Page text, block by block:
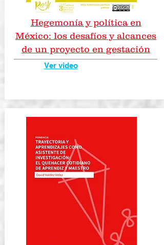
Hegemonía y política en
México: los desafíos y alcances
de un proyecto en gestación
Ver video